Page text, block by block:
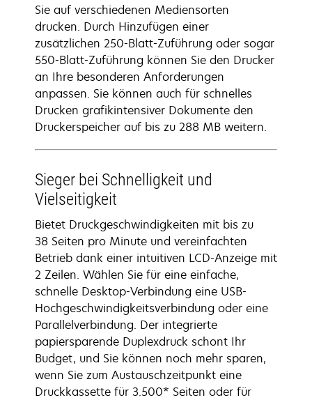
Sie auf verschiedenen Mediensorten
drucken. Durch Hinzufügen einer
zusätzlichen 250-Blatt-Zuführung oder sogar
550-Blatt-Zuführung können Sie den Drucker
an Ihre besonderen Anforderungen
anpassen. Sie können auch für schnelles
Drucken grafikintensiver Dokumente den
Druckerspeicher auf bis zu 288 MB weitern.
Sieger bei Schnelligkeit und
Vielseitigkeit
Bietet Druckgeschwindigkeiten mit bis zu
38 Seiten pro Minute und vereinfachten
Betrieb dank einer intuitiven LCD-Anzeige mit
2 Zeilen. Wählen Sie für eine einfache,
schnelle Desktop-Verbindung eine USB-
Hochgeschwindigkeitsverbindung oder eine
Parallelverbindung. Der integrierte
papiersparende Duplexdruck schont Ihr
Budget, und Sie können noch mehr sparen,
wenn Sie zum Austauschzeitpunkt eine
Druckkassette für 3.500* Seiten oder für